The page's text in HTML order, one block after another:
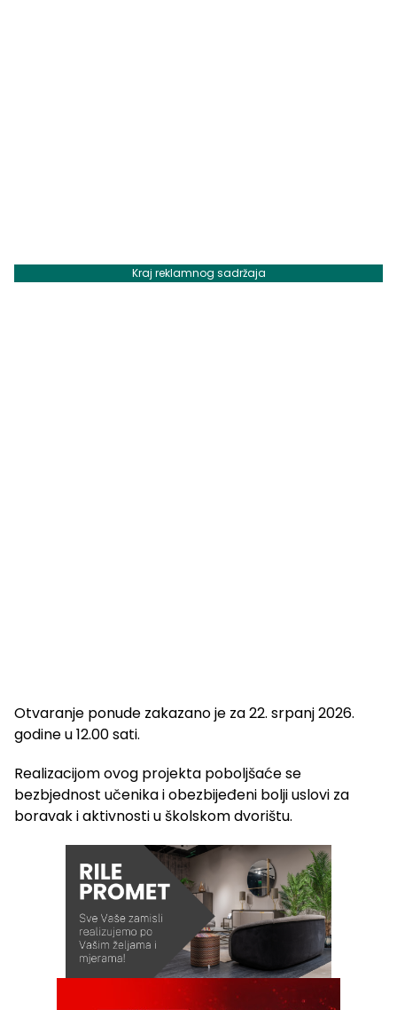
Kraj reklamnog sadržaja
Otvaranje ponude zakazano je za 22. srpanj 2026.
godine u 12.00 sati.
Realizacijom ovog projekta poboljšaće se
bezbjednost učenika i obezbijeđeni bolji uslovi za
boravak i aktivnosti u školskom dvorištu.